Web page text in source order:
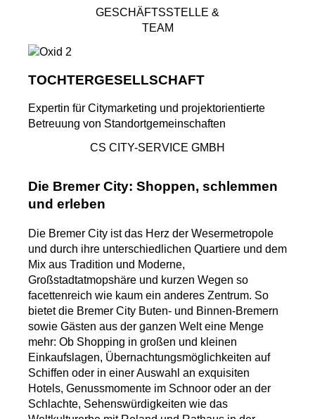
GESCHÄFTSSTELLE &
TEAM
TOCHTERGESELLSCHAFT
Expertin für Citymarketing und projektorientierte
Betreuung von Standortgemeinschaften
CS CITY-SERVICE GMBH
Die Bremer City: Shoppen, schlemmen
und erleben
Die Bremer City ist das Herz der Wesermetropole
und durch ihre unterschiedlichen Quartiere und dem
Mix aus Tradition und Moderne,
Großstadtatmopshäre und kurzen Wegen so
facettenreich wie kaum ein anderes Zentrum. So
bietet die Bremer City Buten- und Binnen-Bremern
sowie Gästen aus der ganzen Welt eine Menge
mehr: Ob Shopping in großen und kleinen
Einkaufslagen, Übernachtungsmöglichkeiten auf
Schiffen oder in einer Auswahl an exquisiten
Hotels, Genussmomente im Schnoor oder an der
Schlachte, Sehenswürdigkeiten wie das